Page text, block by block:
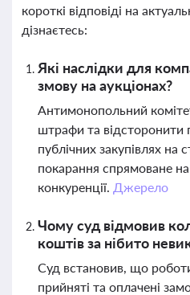
короткі відповіді на
дізнаєтесь:
Які наслідки для
змову на аукціонах?
Антимонопольний
штрафи та відсторонити
публічних закупівлях на
покарання спрямоване на
конкуренції. Джерело
Чому суд відмовив
коштів за нібито
Суд встановив, що
прийняті та оплачені